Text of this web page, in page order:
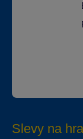
Slevy na